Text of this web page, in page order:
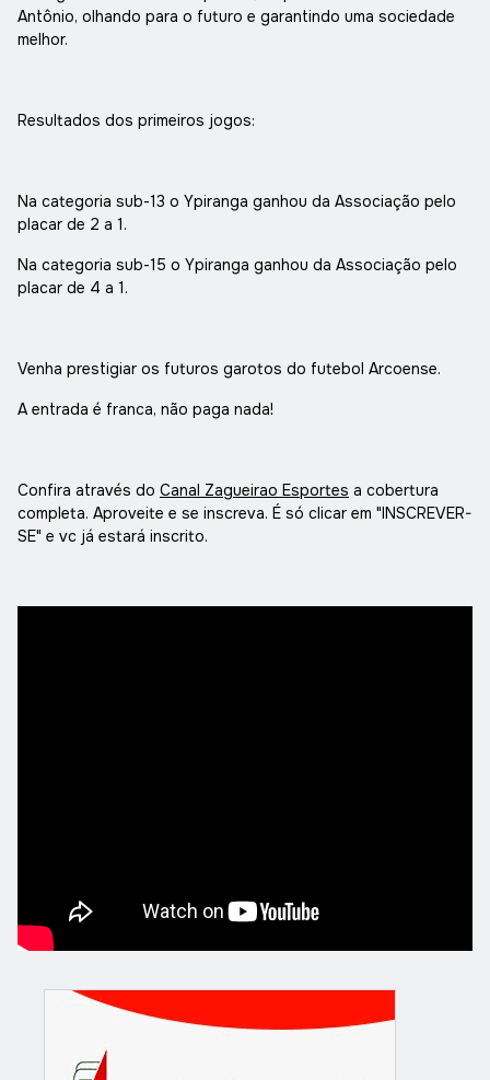
Antônio, olhando para o futuro e garantindo uma sociedade
melhor.
Resultados dos primeiros jogos:
Na categoria sub-13 o Ypiranga ganhou da Associação pelo
placar de 2 a 1.
Na categoria sub-15 o Ypiranga ganhou da Associação pelo
placar de 4 a 1.
Venha prestigiar os futuros garotos do futebol Arcoense.
A entrada é franca, não paga nada!
Confira através do Canal Zagueirao Esportes a cobertura
completa. Aproveite e se inscreva. É só clicar em "INSCREVER-
SE" e vc já estará inscrito.